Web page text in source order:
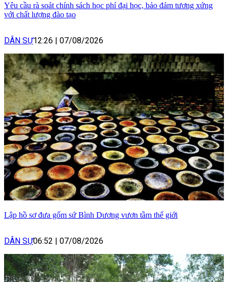
Yêu cầu rà soát chính sách học phí đại học, bảo đảm tương xứng
với chất lượng đào tạo
DÂN SỰ12:26 | 07/08/2026
Lập hồ sơ đưa gốm sứ Bình Dương vươn tầm thế giới
DÂN SỰ06:52 | 07/08/2026